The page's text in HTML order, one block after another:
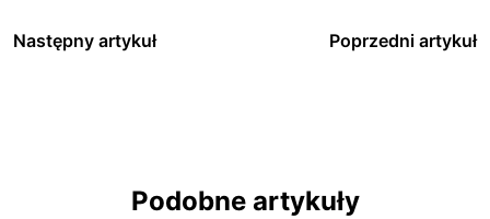
Następny artykuł Poprzedni artykuł
Podobne artykuły